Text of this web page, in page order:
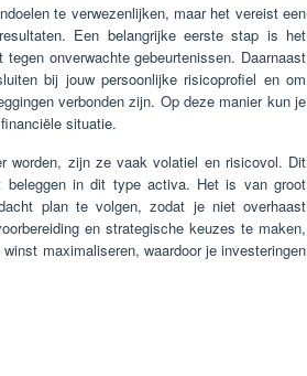
te verwezenlijken, maar het vereist een
Een belangrijke eerste stap is het
onverwachte gebeurtenissen. Daarnaast
bij jouw persoonlijke risicoprofiel en om
verbonden zijn. Op deze manier kun je
situatie.
worden, zijn ze vaak volatiel en risicovol. Dit
in dit type activa. Het is van groot
plan te volgen, zodat je niet overhaast
en strategische keuzes te maken,
maximaliseren, waardoor je investeringen